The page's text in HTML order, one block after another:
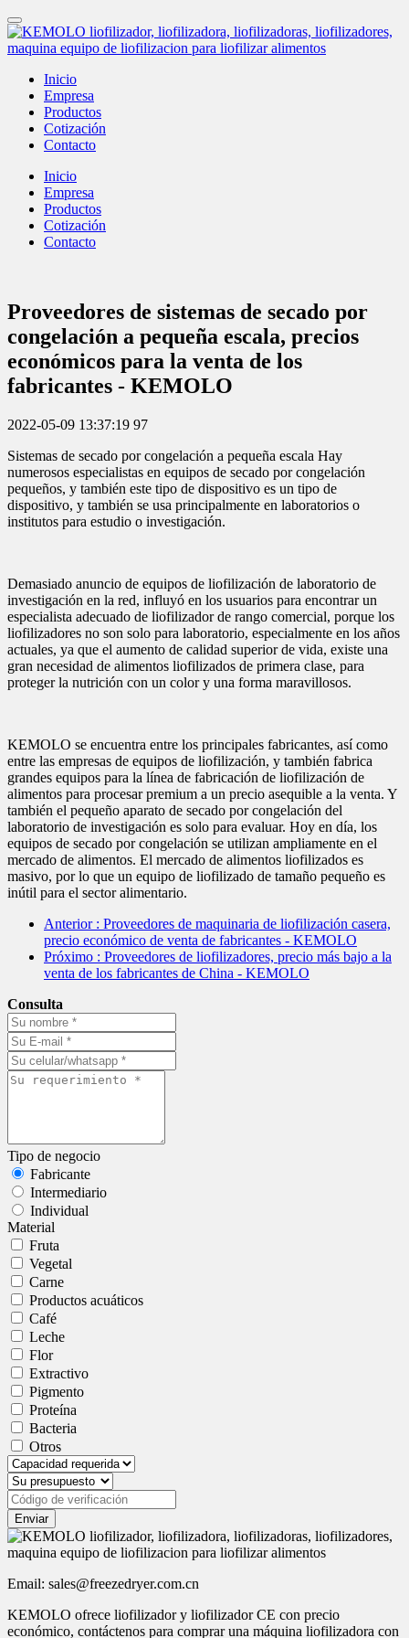
Inicio
Empresa
Productos
Cotización
Contacto
Inicio
Empresa
Productos
Cotización
Contacto
Proveedores de sistemas de secado por
congelación a pequeña escala, precios
económicos para la venta de los
fabricantes - KEMOLO
2022-05-09 13:37:19 97
Sistemas de secado por congelación a pequeña escala Hay
numerosos especialistas en equipos de secado por congelación
pequeños, y también este tipo de dispositivo es un tipo de
dispositivo, y también se usa principalmente en laboratorios o
institutos para estudio o investigación.
Demasiado anuncio de equipos de liofilización de laboratorio de
investigación en la red, influyó en los usuarios para encontrar un
especialista adecuado de liofilizador de rango comercial, porque los
liofilizadores no son solo para laboratorio, especialmente en los años
actuales, ya que el aumento de calidad superior de vida, existe una
gran necesidad de alimentos liofilizados de primera clase, para
proteger la nutrición con un color y una forma maravillosos.
KEMOLO se encuentra entre los principales fabricantes, así como
entre las empresas de equipos de liofilización, y también fabrica
grandes equipos para la línea de fabricación de liofilización de
alimentos para procesar premium a un precio asequible a la venta. Y
también el pequeño aparato de secado por congelación del
laboratorio de investigación es solo para evaluar. Hoy en día, los
equipos de secado por congelación se utilizan ampliamente en el
mercado de alimentos. El mercado de alimentos liofilizados es
masivo, por lo que un equipo de liofilizado de tamaño pequeño es
inútil para el sector alimentario.
Anterior : Proveedores de maquinaria de liofilización casera,
precio económico de venta de fabricantes - KEMOLO
Próximo : Proveedores de liofilizadores, precio más bajo a la
venta de los fabricantes de China - KEMOLO
Consulta
Tipo de negocio
Fabricante
Intermediario
Individual
Material
Fruta
Vegetal
Carne
Productos acuáticos
Café
Leche
Flor
Extractivo
Pigmento
Proteína
Bacteria
Otros
Enviar
Email: sales@freezedryer.com.cn
KEMOLO ofrece liofilizador y liofilizador CE con precio
económico, contáctenos para comprar una máquina liofilizadora con